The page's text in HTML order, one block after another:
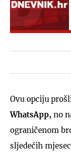
Ovu opciju
WhatsApp, no
ograničenom
sljedećih